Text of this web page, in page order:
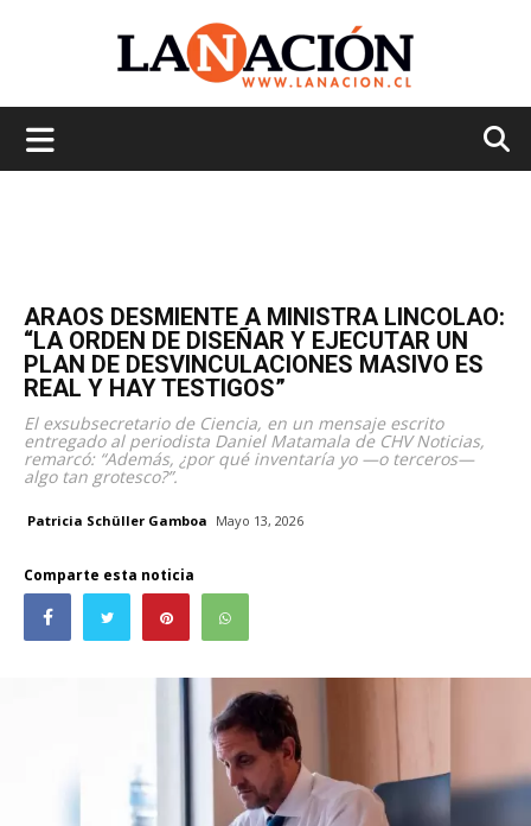
ARAOS DESMIENTE A MINISTRA LINCOLAO:
“LA ORDEN DE DISEÑAR Y EJECUTAR UN
PLAN DE DESVINCULACIONES MASIVO ES
REAL Y HAY TESTIGOS”
El exsubsecretario de Ciencia, en un mensaje escrito
entregado al periodista Daniel Matamala de CHV Noticias,
remarcó: “Además, ¿por qué inventaría yo —o terceros—
algo tan grotesco?”.
Patricia Schüller Gamboa Mayo 13, 2026
Comparte esta noticia